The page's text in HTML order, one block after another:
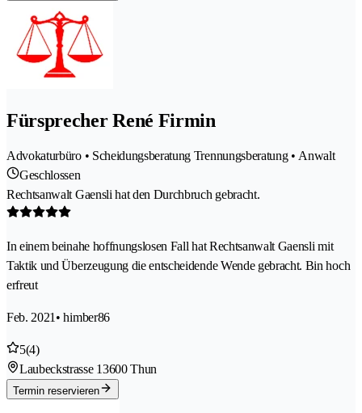
Fürsprecher René Firmin
Advokaturbüro • Scheidungsberatung Trennungsberatung • Anwalt
Geschlossen
Rechtsanwalt Gaensli hat den Durchbruch gebracht.
In einem beinahe hoffnungslosen Fall hat Rechtsanwalt Gaensli mit
Taktik und Überzeugung die entscheidende Wende gebracht. Bin hoch
erfreut
Feb. 2021 • himber86
5(4)
Laubeckstrasse 13600 Thun
Termin reservieren